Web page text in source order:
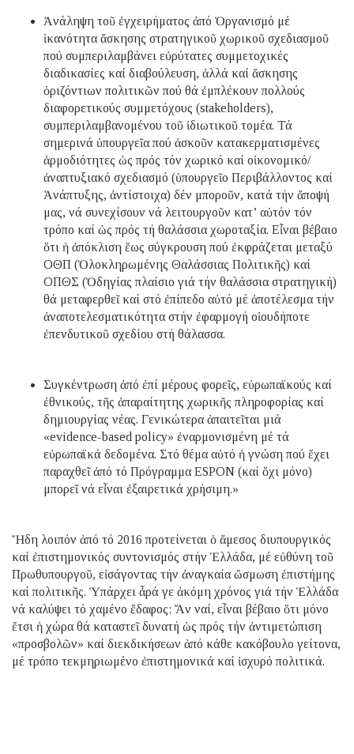
Ἀνάληψη τοῦ ἐγχειρήματος ἀπό Ὀργανισμό μέ
ἱκανότητα ἄσκησης στρατηγικοῦ χωρικοῦ σχεδιασμοῦ
πού συμπεριλαμβάνει εὐρύτατες συμμετοχικές
διαδικασίες καί διαβούλευση, ἀλλά καί ἄσκησης
ὁριζόντιων πολιτικῶν πού θά ἐμπλέκουν πολλούς
διαφορετικούς συμμετόχους (stakeholders),
συμπεριλαμβανομένου τοῦ ἰδιωτικοῦ τομέα. Τά
σημερινά ὑπουργεῖα πού ἀσκοῦν κατακερματισμένες
ἁρμοδιότητες ὡς πρός τόν χωρικό καί οἰκονομικό/
ἀναπτυξιακό σχεδιασμό (ὑπουργεῖο Περιβάλλοντος καί
Ἀνάπτυξης, ἀντίστοιχα) δέν μποροῦν, κατά τήν ἄποψή
μας, νά συνεχίσουν νά λειτουργοῦν κατ’ αὐτόν τόν
τρόπο καί ὡς πρός τή θαλάσσια χωροταξία. Εἶναι βέβαιο
ὅτι ἡ ἀπόκλιση ἕως σύγκρουση πού ἐκφράζεται μεταξύ
ΟΘΠ (Ὁλοκληρωμένης Θαλάσσιας Πολιτικῆς) καί
ΟΠΘΣ (Ὁδηγίας πλαίσιο γιά τήν θαλάσσια στρατηγική)
θά μεταφερθεῖ καί στό ἐπίπεδο αὐτό μέ ἀποτέλεσμα τήν
ἀναποτελεσματικότητα στήν ἐφαρμογή οἱουδήποτε
ἐπενδυτικοῦ σχεδίου στή θάλασσα.
Συγκέντρωση ἀπό ἐπί μέρους φορεῖς, εὐρωπαϊκούς καί
ἐθνικούς, τῆς ἀπαραίτητης χωρικῆς πληροφορίας καί
δημιουργίας νέας. Γενικώτερα ἀπαιτεῖται μιά
«evidence-based policy» ἐναρμονισμένη μέ τά
εὐρωπαϊκά δεδομένα. Στό θέμα αὐτό ἡ γνώση πού ἔχει
παραχθεῖ ἀπό τό Πρόγραμμα ESPON (καί ὄχι μόνο)
μπορεῖ νά εἶναι ἐξαιρετικά χρήσιμη.»
Ἤδη λοιπόν ἀπό τό 2016 προτείνεται ὁ ἄμεσος διυπουργικός
καί ἐπιστημονικός συντονισμός στήν Ἑλλάδα, μέ εὐθύνη τοῦ
Πρωθυπουργοῦ, εἰσάγοντας τήν ἀναγκαία ὤσμωση ἐπιστήμης
καί πολιτικῆς. Ὑπάρχει ἆρά γε ἀκόμη χρόνος γιά τήν Ἑλλάδα
νά καλύψει τό χαμένο ἔδαφος; Ἄν ναί, εἶναι βέβαιο ὅτι μόνο
ἔτσι ἡ χώρα θά καταστεῖ δυνατή ὡς πρός τήν ἀντιμετώπιση
«προσβολῶν» καί διεκδικήσεων ἀπό κάθε κακόβουλο γείτονα,
μέ τρόπο τεκμηριωμένο ἐπιστημονικά καί ἰσχυρό πολιτικά.